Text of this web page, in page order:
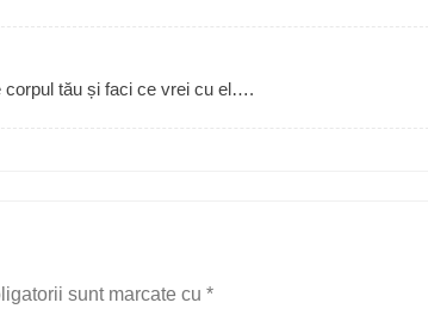
corpul tău și faci ce vrei cu el….
sunt marcate cu *